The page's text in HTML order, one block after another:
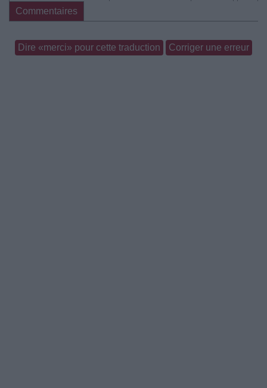
Commentaires
Dire «merci» pour cette traduction Corriger une erreur